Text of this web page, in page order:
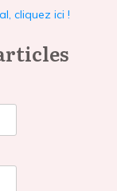
cliquez ici !